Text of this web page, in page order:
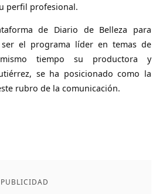
perfil profesional.
de Diario de Belleza para
el programa líder en temas de
tiempo su productora y
se ha posicionado como la
rubro de la comunicación.
PUBLICIDAD